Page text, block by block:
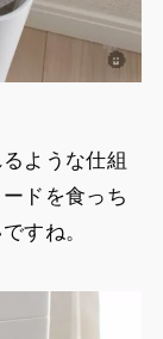
ような仕組
ドを食っち
すね。